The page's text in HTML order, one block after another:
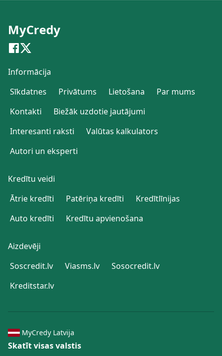
MyCredy
Informācija
Sīkdatnes
Privātums Lietošana
Par mums
Kontakti
Biežāk uzdotie jautājumi
Interesanti raksti
Valūtas kalkulators
Autori un eksperti
Kredītu veidi
Ātrie kredīti
Patēriņa kredīti
Kredītlīnijas
Auto kredīti
Kredītu apvienošana
Aizdevēji
Soscredit.lv
Viasms.lv
Sosocredit.lv
Kreditstar.lv
MyCredy Latvija
Skatīt visas valstis